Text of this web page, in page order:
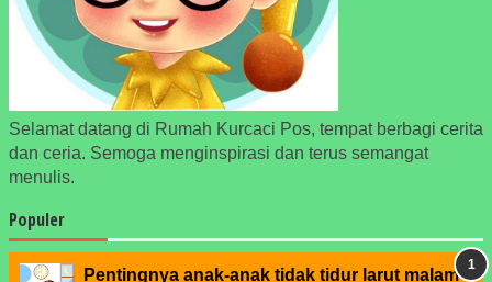
Selamat datang di Rumah Kurcaci Pos, tempat berbagi cerita
dan ceria. Semoga menginspirasi dan terus semangat
menulis.
Populer
Pentingnya anak-anak tidak tidur larut malam